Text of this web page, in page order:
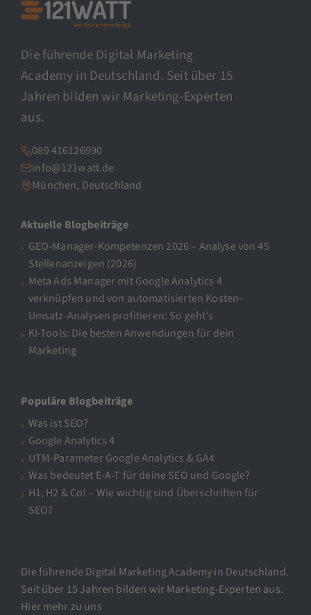
Die führende Digital Marketing
Academy in Deutschland. Seit über 15
Jahren bilden wir Marketing-Experten
aus.
089 416126990
info@121watt.de
München, Deutschland
Aktuelle Blogbeiträge
GEO-Manager-Kompetenzen 2026 – Analyse von 45
Stellenanzeigen (2026)
Meta Ads Manager mit Google Analytics 4
verknüpfen und von automatisierten Kosten-
Umsatz-Analysen profitieren: So geht’s
KI-Tools: Die besten Anwendungen für dein
Marketing
Populäre Blogbeiträge
Was ist SEO?
Google Analytics 4
UTM-Parameter Google Analytics & GA4
Was bedeutet E-A-T für deine SEO und Google?
H1, H2 & Co! – Wie wichtig sind Überschriften für
SEO?
Die führende Digital Marketing Academy in Deutschland.
Seit über 15 Jahren bilden wir Marketing-Experten aus.
Hier mehr zu uns